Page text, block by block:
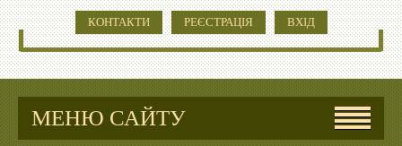
КОНТАКТИ РЕЄСТРАЦІЯ ВХІД
МЕНЮ САЙТУ